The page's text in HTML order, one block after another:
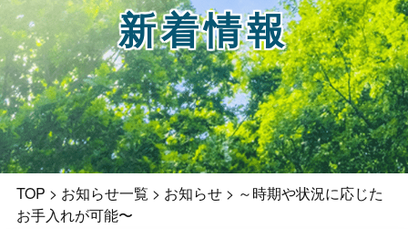
新着情報
TOP > お知らせ一覧 > お知らせ> ～時期や状況に応じた
お手入れが可能〜